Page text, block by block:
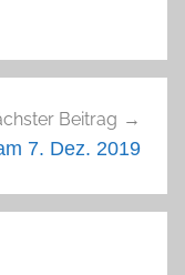
Beitrag
7. Dez. 2019